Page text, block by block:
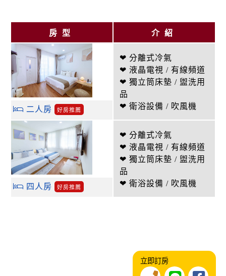
房型 介紹
❤ 分離式冷氣
❤ 液晶電視 / 有線頻道
❤ 獨立筒床墊 / 盥洗用
品
❤ 衛浴設備 / 吹風機
二人房 好房推薦
❤ 分離式冷氣
❤ 液晶電視 / 有線頻道
❤ 獨立筒床墊 / 盥洗用
品
❤ 衛浴設備 / 吹風機
四人房 好房推薦
立即訂房